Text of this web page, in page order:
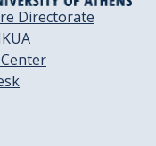
Directorate